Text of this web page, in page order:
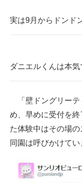
エネルギーの専門メ
実は9月からドンド
ダニエルくんは本
「壁ドングリーテ
め、早めに受付を
た体験中はその場
同園は呼びかけてい